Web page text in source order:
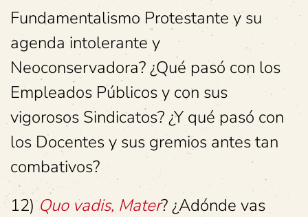
Fundamentalismo Protestante y su
agenda intolerante y
Neoconservadora? ¿Qué pasó con los
Empleados Públicos y con sus
vigorosos Sindicatos? ¿Y qué pasó con
los Docentes y sus gremios antes tan
combativos?
12)Quo vadis, Mater? ¿Adónde vas